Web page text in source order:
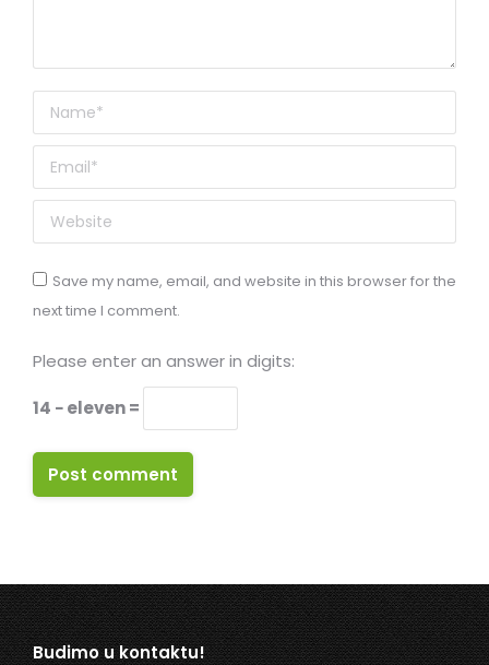
Name *
Email *
Website
Save my name, email, and website in this browser for the
next time I comment.
Please enter an answer in digits:
14 − eleven =
Post comment
Budimo u kontaktu!